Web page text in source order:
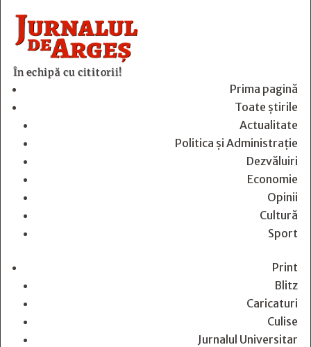
În echipă cu cititorii!
Prima pagină
Toate știrile
Actualitate
Politica și Administrație
Dezvăluiri
Economie
Opinii
Cultură
Sport
Print
Blitz
Caricaturi
Culise
Jurnalul Universitar